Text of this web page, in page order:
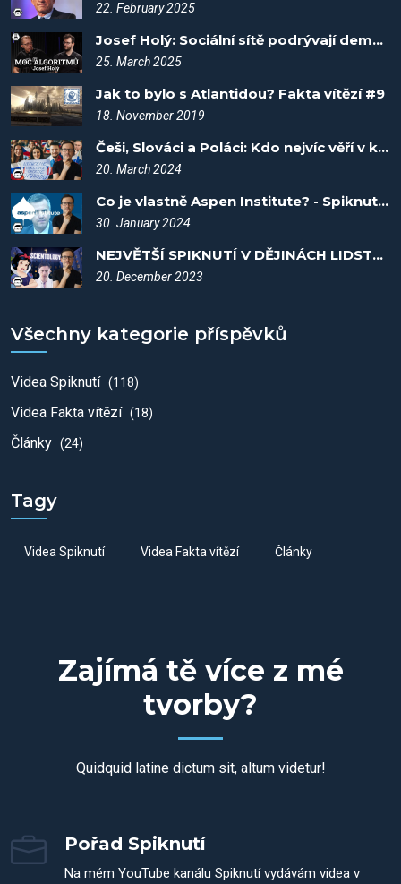
22. February 2025
Josef Holý: Sociální sítě podrývají demokracii - Kujme pikle #4
25. March 2025
Jak to bylo s Atlantidou? Fakta vítězí #9
18. November 2019
Češi, Slováci a Poláci: Kdo nejvíc věří v konspirace? - Spiknutí #92
20. March 2024
Co je vlastně Aspen Institute? - Spiknutí #87
30. January 2024
NEJVĚTŠÍ SPIKNUTÍ V DĚJINÁCH LIDSTVA (MÚPI DLC) - Spiknutí #72
20. December 2023
Všechny kategorie příspěvků
Videa Spiknutí (118)
Videa Fakta vítězí (18)
Články (24)
Tagy
Videa Spiknutí Videa Fakta vítězí Články
Zajímá tě více z mé
tvorby?
Quidquid latine dictum sit, altum videtur!
Pořad Spiknutí
Na mém YouTube kanálu Spiknutí vydávám videa v